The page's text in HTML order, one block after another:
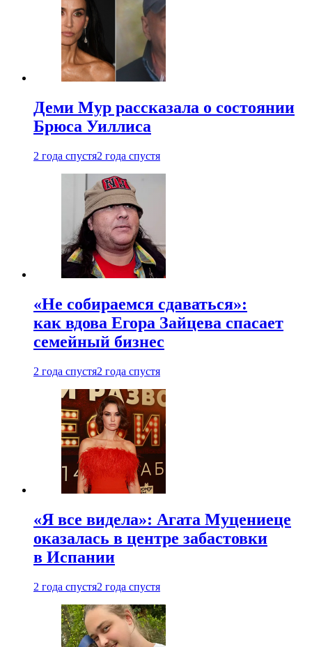
Деми Мур рассказала о состоянии
Брюса Уиллиса
2 года спустя2 года спустя
«Не собираемся сдаваться»:
как вдова Егора Зайцева спасает
семейный бизнес
2 года спустя2 года спустя
«Я все видела»: Агата Муцениеце
оказалась в центре забастовки
в Испании
2 года спустя2 года спустя